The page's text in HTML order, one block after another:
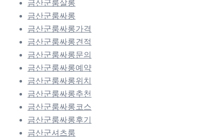
금산군룸살롱
금산군룸싸롱
금산군룸싸롱가격
금산군룸싸롱견적
금산군룸싸롱문의
금산군룸싸롱예약
금산군룸싸롱위치
금산군룸싸롱추천
금산군룸싸롱코스
금산군룸싸롱후기
금산군셔츠룸